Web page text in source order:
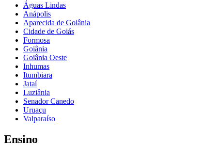
Águas Lindas
Anápolis
Aparecida de Goiânia
Cidade de Goiás
Formosa
Goiânia
Goiânia Oeste
Inhumas
Itumbiara
Jataí
Luziânia
Senador Canedo
Uruaçu
Valparaíso
Ensino